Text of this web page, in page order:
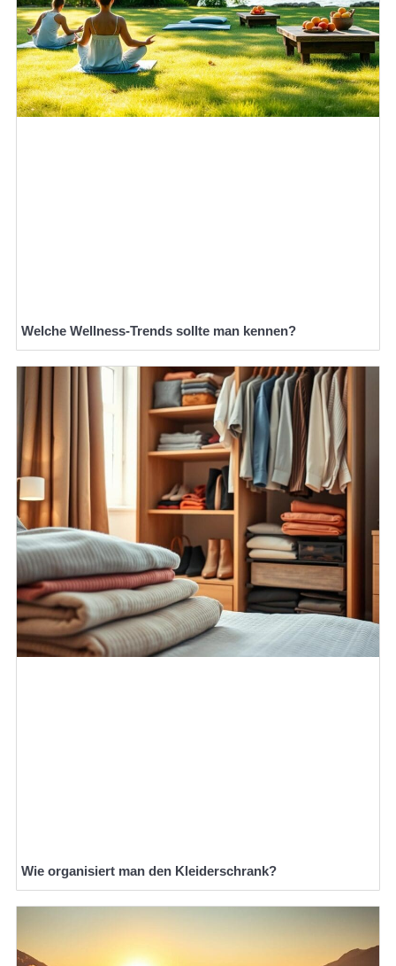
Welche Wellness-Trends sollte man kennen?
Wie organisiert man den Kleiderschrank?